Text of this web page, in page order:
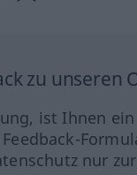
zu unseren
ist Ihnen
nur